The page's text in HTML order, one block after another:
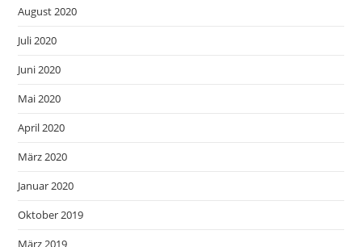
August 2020
Juli 2020
Juni 2020
Mai 2020
April 2020
März 2020
Januar 2020
Oktober 2019
März 2019